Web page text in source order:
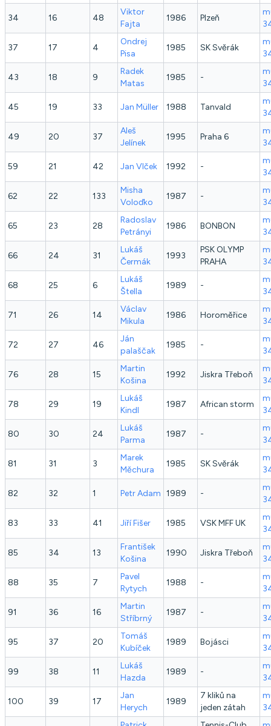
34 16 48
Viktor
Fajta
1986 Plzeň
37 17 4
Ondrej
Pisa
1985 SK Svěrák
43 18 9
Radek
Matas
1985 -
45 19 33 Jan Müller 1988 Tanvald
49 20 37
Aleš
Jelínek
1995 Praha 6
59 21 42 Jan Vlček 1992 -
62 22 133
Misha
Voloďko
1987 -
65 23 28
Radoslav
Petrányi
1986 BONBON
66 24 31
Lukáš
Čermák
1993
PSK OLYMP
PRAHA
68 25 6
Lukáš
Štella
1989 -
71 26 14
Václav
Mikula
1986 Horoměřice
72 27 46
Ján
palaščak
1985 -
76 28 15
Martin
Košina
1992 Jiskra Třeboň
78 29 19
Lukáš
Kindl
1987 African storm
80 30 24
Lukáš
Parma
1987 -
81 31 3
Marek
Měchura
1985 SK Svěrák
82 32 1 PetrAdam 1989 -
83 33 41 JiříFišer 1985 VSK MFF UK
85 34 13
František
Košina
1990 Jiskra Třeboň
88 35 7
Pavel
Rytych
1988 -
91 36 16
Martin
Stříbrný
1987 -
95 37 20
Tomáš
Kubíček
1989 Bojásci
99 38 11
Lukáš
Hazda
1989 -
100 39 17
Jan
Herych
1989
7 kliků na
jeden zátah